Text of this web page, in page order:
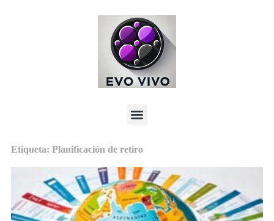
Etiqueta: Planificación de retiro